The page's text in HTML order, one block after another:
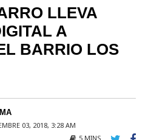
LLEVA
A
BARRIO LOS
03, 2018, 3:28 AM
5 MINS